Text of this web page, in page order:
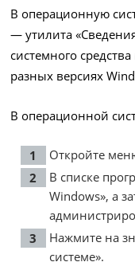
В операционную
— утилита
системного
разных версиях
В операционной
Откройте
В списке
Windows», а
Нажмите на
системе».